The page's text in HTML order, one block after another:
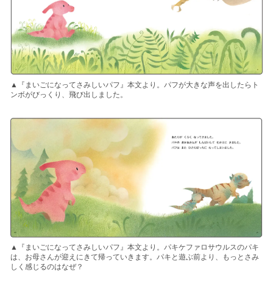
▲『まいごになってさみしいパフ』本文より。パフが大きな声を出したらト
ンボがびっくり、飛び出しました。
▲『まいごになってさみしいパフ』本文より。パキケファロサウルスのパキ
は、お母さんが迎えにきて帰っていきます。パキと遊ぶ前より、もっとさみ
しく感じるのはなぜ？